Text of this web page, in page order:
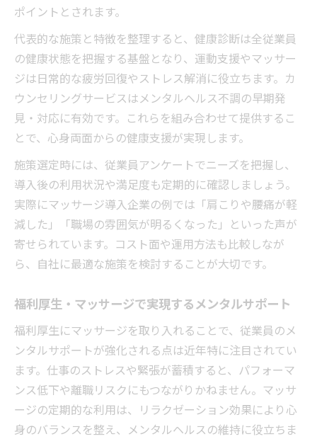
ポイントとされます。
代表的な施策と特徴を整理すると、健康診断は全従業員
の健康状態を把握する基盤となり、運動支援やマッサー
ジは日常的な疲労回復やストレス解消に役立ちます。カ
ウンセリングサービスはメンタルヘルス不調の早期発
見・対応に有効です。これらを組み合わせて提供するこ
とで、心身両面からの健康支援が実現します。
施策選定時には、従業員アンケートでニーズを把握し、
導入後の利用状況や満足度も定期的に確認しましょう。
実際にマッサージ導入企業の例では「肩こりや腰痛が軽
減した」「職場の雰囲気が明るくなった」といった声が
寄せられています。コスト面や運用方法も比較しなが
ら、自社に最適な施策を検討することが大切です。
福利厚生・マッサージで実現するメンタルサポート
福利厚生にマッサージを取り入れることで、従業員のメ
ンタルサポートが強化される点は近年特に注目されてい
ます。仕事のストレスや緊張が蓄積すると、パフォーマ
ンス低下や離職リスクにもつながりかねません。マッサ
ージの定期的な利用は、リラクゼーション効果により心
身のバランスを整え、メンタルヘルスの維持に役立ちま